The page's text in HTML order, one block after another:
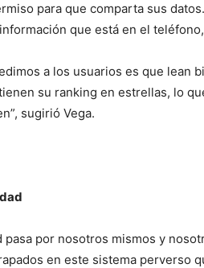
para que comparta sus
que está en el
a los usuarios es que lean
su ranking en estrellas, lo
sugirió Vega.
pasa por nosotros mismos y
en este sistema perverso